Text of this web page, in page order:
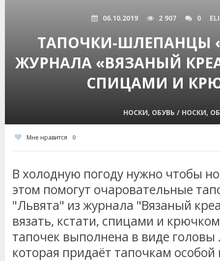
06.10.2019 2 907 0
ТАПОЧКИ-ШЛЕПАНЦЫ
ЖУРНАЛА «ВЯЗАНЫЙ
СПИЦАМИ И
НОСКИ, ОБУВЬ / НОСКИ,
Мне нравится 0
В холодную погоду нужно чтобы
этом помогут очаровательные
"Львята" из журнала "Вязаный
вязать, кстати, спицами и
тапочек выполнена в виде головы
которая придаёт тапочкам